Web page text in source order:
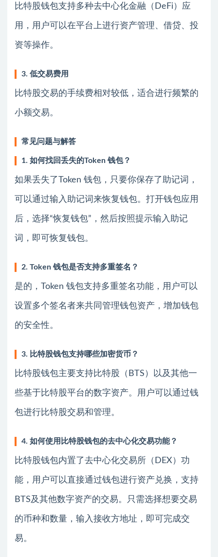
比特股钱包支持多种去中心化金融（DeFi）应
用，用户可以在平台上进行资产管理、借贷、投
资等操作。
3. 低交易费用
比特股交易的手续费相对较低，适合进行频繁的
小额交易。
常见问题与解答
1. 如何找回丢失的Token 钱包？
如果丢失了Token 钱包，只要你保存了助记词，
可以通过输入助记词来恢复钱包。打开钱包应用
后，选择“恢复钱包”，然后按照提示输入助记
词，即可恢复钱包。
2. Token 钱包是否支持多重签名？
是的，Token 钱包支持多重签名功能，用户可以
设置多个签名者来共同管理钱包资产，增加钱包
的安全性。
3. 比特股钱包支持哪些加密货币？
比特股钱包主要支持比特股（BTS）以及其他一
些基于比特股平台的数字资产。用户可以通过钱
包进行比特股交易和管理。
4. 如何使用比特股钱包的去中心化交易功能？
比特股钱包内置了去中心化交易所（DEX）功
能，用户可以直接通过钱包进行资产兑换，支持
BTS及其他数字资产的交易。只需选择想要交易
的币种和数量，输入接收方地址，即可完成交
易。